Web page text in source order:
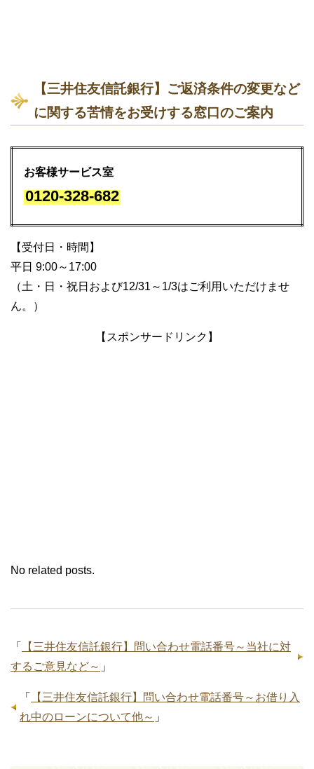
【三井住友信託銀行】ご返済条件の変更など
に関する苦情をお受けする窓口のご案内
お客様サービス室
0120-328-682
【受付日・時間】
平日 9:00～17:00
（土・日・祝日および12/31～1/3はご利用いただけませ
ん。）
【スポンサードリンク】
No related posts.
「
【三井住友信託銀行】問い合わせ電話番号～当社に対
するご意見など～ 」
「
【三井住友信託銀行】問い合わせ電話番号～お借り入
れ中のローンについて他～ 」